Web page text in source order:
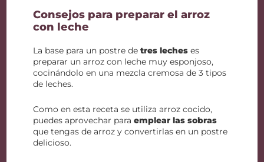
Consejos para preparar el arroz
con leche
La base para un postre detres leches es
preparar un arroz con leche muy esponjoso,
cocinándolo en una mezcla cremosa de 3 tipos
de leches.
Como en esta receta se utiliza arroz cocido,
puedes aprovechar paraemplear las sobras
que tengas de arroz y convertirlas en un postre
delicioso.